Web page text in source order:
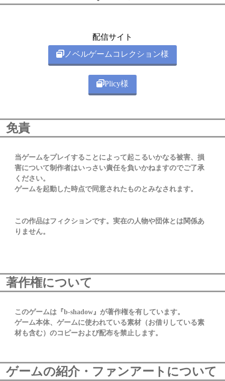
配信サイト
ノベルゲームコレクション様
Plicy様
免責
当ゲームをプレイすることによって起こるいかなる被害、損
害について制作者はいっさい責任を負いかねますのでご了承
ください。
ゲームを起動した時点で同意されたものとみなされます。
この作品はフィクションです。実在の人物や団体とは関係あ
りません。
著作権について
このゲームは『b-shadow』が著作権を有しています。
ゲーム本体、ゲームに使われている素材（お借りしている素
材も含む）のコピーおよび配布を禁止します。
ゲームの紹介・ファンアートについて